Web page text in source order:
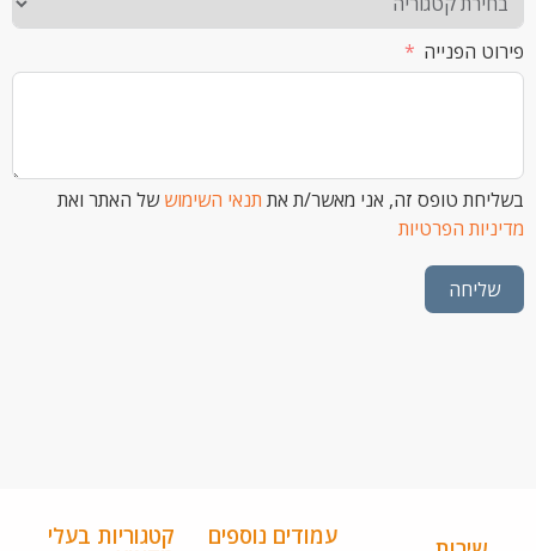
טופס זה, אני מאשר/ת אתתנאי השימוש של האתר ואת
הפרטיות
עמודים נוספים קטגוריות בעלי